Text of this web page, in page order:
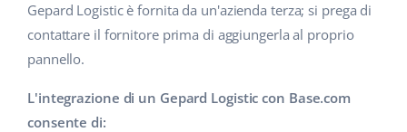
Collaborazione e partner
Contatto
Français
Italiano
polski
Gepard Logistic è fornita da un'azienda terza; si prega di
contattare il fornitore prima di aggiungerla al proprio
pannello.
L'integrazione di un Gepard Logistic con Base.com
consente di: